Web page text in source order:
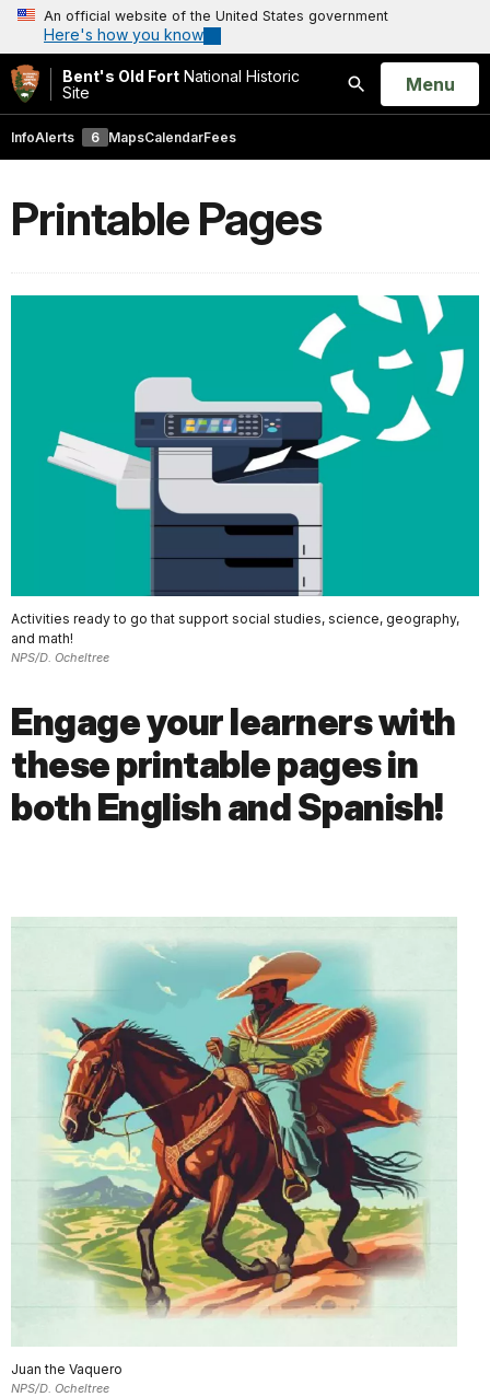
An official website of the United States government
Here's how you know
Bent's Old Fort National Historic
Site
Search
Open
Menu
InfoAlerts 6 MapsCalendarFees
Printable Pages
Activities ready to go that support social studies, science, geography,
and math!
NPS/D. Ocheltree
Engage your learners with
these printable pages in
both English and Spanish!
Juan the Vaquero
NPS/D. Ocheltree